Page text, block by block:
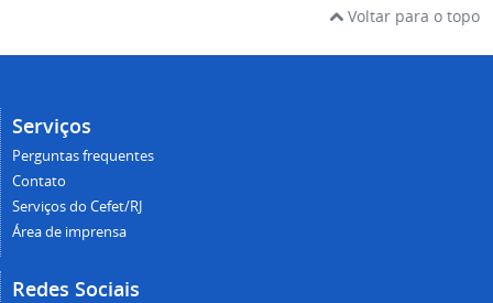
Voltar para o topo
Serviços
Perguntas frequentes
Contato
Serviços do Cefet/RJ
Área de imprensa
Redes Sociais